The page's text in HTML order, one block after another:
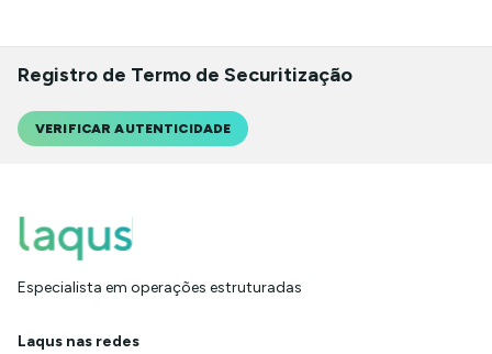
Registro de Termo de Securitização
VERIFICAR AUTENTICIDADE
Especialista em operações estruturadas
Laqus nas redes